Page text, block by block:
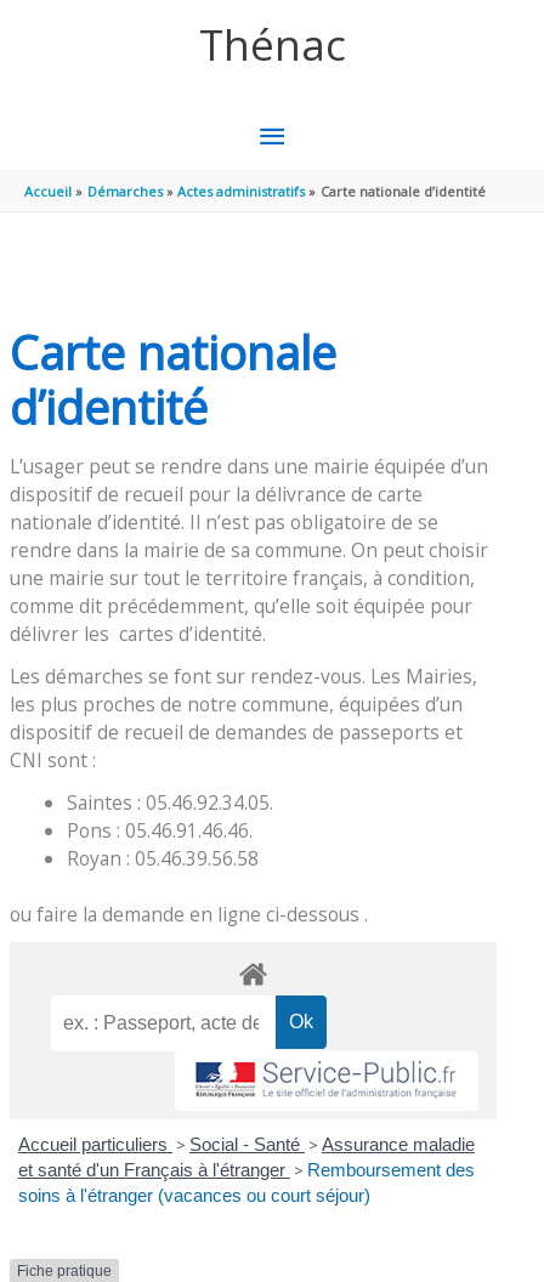
Thénac
MENU
PRINCIPAL
Accueil Démarches Actes administratifs Carte nationale d’identité
Carte nationale
d’identité
L’usager peut se rendre dans une mairie équipée d’un
dispositif de recueil pour la délivrance de carte
nationale d’identité. Il n’est pas obligatoire de se
rendre dans la mairie de sa commune. On peut choisir
une mairie sur tout le territoire français, à condition,
comme dit précédemment, qu’elle soit équipée pour
délivrer les cartes d’identité.
Les démarches se font sur rendez-vous. Les Mairies,
les plus proches de notre commune, équipées d’un
dispositif de recueil de demandes de passeports et
CNI sont :
Saintes : 05.46.92.34.05.
Pons : 05.46.91.46.46.
Royan : 05.46.39.56.58
ou faire la demande en ligne ci-dessous .
Accueil particuliers > Social - Santé > Assurance maladie
et santé d'un Français à l'étranger > Remboursement des
soins à l'étranger (vacances ou court séjour)
Fiche pratique